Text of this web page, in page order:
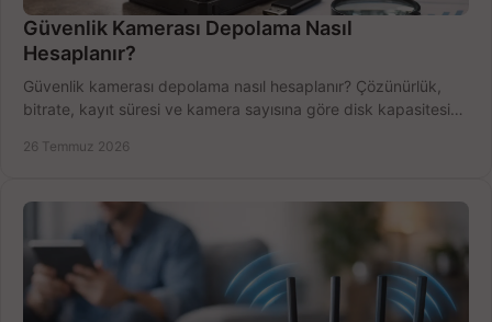
Güvenlik Kamerası Depolama Nasıl
Hesaplanır?
Güvenlik kamerası depolama nasıl hesaplanır? Çözünürlük,
bitrate, kayıt süresi ve kamera sayısına göre disk kapasitesini
26 Temmuz 2026